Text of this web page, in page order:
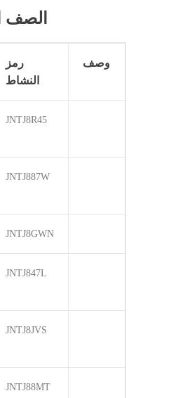
الصف
رمز
النشاط
وصف
JNTJ8R45
JNTJ887W
JNTJ8GWN
JNTJ847L
JNTJ8JVS
JNTJ88MT